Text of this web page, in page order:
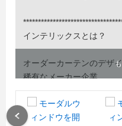
インテリックスとは？
オーダーカーテンのデザ
稀有なメーカー企業
★オーダーカーテン業界
私たちインテリックスは